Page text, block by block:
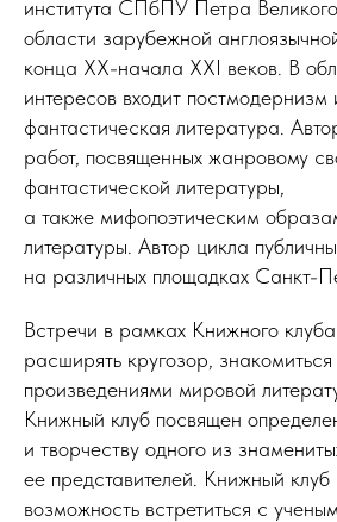
института СПбПУ Петра
области зарубежной
конца XX-начала XXI веков. В
интересов входит
фантастическая литература.
работ, посвященных жанровому
фантастической литературы,
а также мифопоэтическим
литературы. Автор цикла
на различных площадках Санкт-
Встречи в рамках Книжного
расширять кругозор,
произведениями мировой
Книжный клуб посвящен
и творчеству одного из
ее представителей. Книжный клуб
возможность встретиться с